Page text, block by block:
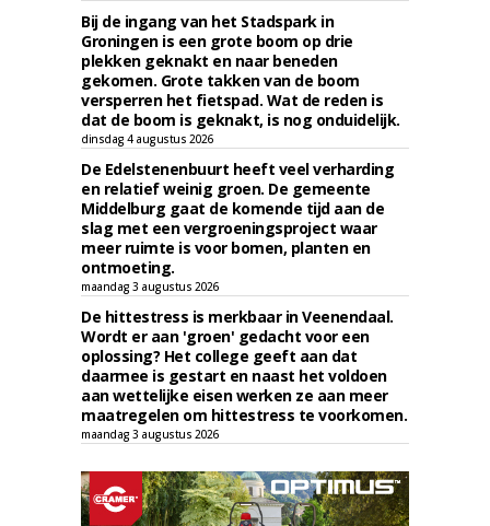
Bij de ingang van het Stadspark in
Groningen is een grote boom op drie
plekken geknakt en naar beneden
gekomen. Grote takken van de boom
versperren het fietspad. Wat de reden is
dat de boom is geknakt, is nog onduidelijk.
dinsdag 4 augustus 2026
De Edelstenenbuurt heeft veel verharding
en relatief weinig groen. De gemeente
Middelburg gaat de komende tijd aan de
slag met een vergroeningsproject waar
meer ruimte is voor bomen, planten en
ontmoeting.
maandag 3 augustus 2026
De hittestress is merkbaar in Veenendaal.
Wordt er aan 'groen' gedacht voor een
oplossing? Het college geeft aan dat
daarmee is gestart en naast het voldoen
aan wettelijke eisen werken ze aan meer
maatregelen om hittestress te voorkomen.
maandag 3 augustus 2026